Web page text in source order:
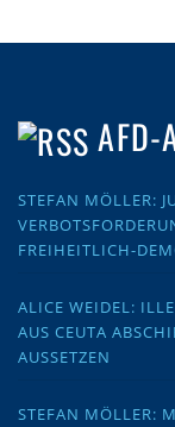
AFD-
STEFAN MÖLLER:
FREIHEITLICH-
ALICE WEIDEL:
AUS CEUTA
AUSSETZEN
STEFAN MÖLLER: